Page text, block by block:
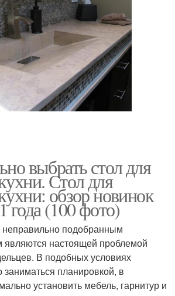
выбрать стол для
Стол для
обзор новинок
года (100 фото)
неправильно подобранным
настоящей проблемой
В подобных условиях
заниматься планировкой, в
установить мебель, гарнитур и